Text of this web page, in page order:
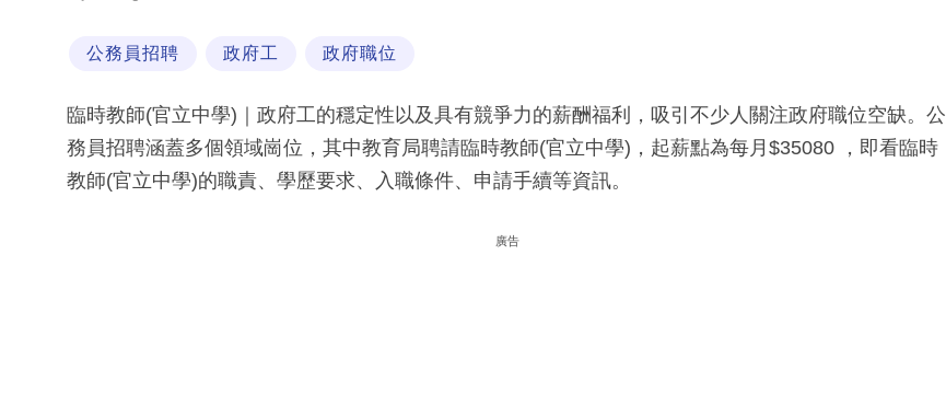
公務員招聘 政府工 政府職位
臨時教師(官立中學)｜政府工的穩定性以及具有競爭力的薪酬福利，吸引不少人關注政府職位空缺。公
務員招聘涵蓋多個領域崗位，其中教育局聘請臨時教師(官立中學)，起薪點為每月$35080 ，即看臨時
教師(官立中學)的職責、學歷要求、入職條件、申請手續等資訊。
廣告